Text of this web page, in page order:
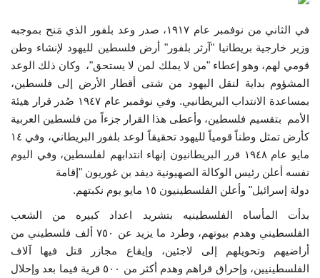
مصر
فريق العمل
إرث جمال عبدالناصر
أخبار
شروط وأحكام منحة ناصر للقيادة الدولية
منحة ناصر للقيادة الدولية
مرجعياتنا
في الثاني من نوفمبر عام ١٩١٧، صدر وعد بلفور الذي مَنح بموجبه
وزير خارجية بريطانيا "آرثر بلفور" أرض فلسطين لليهود لإنشاء وطن
قومي لهم، وهو إعطاء "من لا يملك لمن لا يستحق"، وكان ذلك الوعد
المشؤوم بداية لنقل اليهود من شتى أقطار الأرض إلى فلسطين،
بمساعدة الانتداب البريطانيي. وفي نوفمبر عام ١٩٤٧ صُدر قرار هيئة
الأمم بتقسيم فلسطين، وأعطى هذا القرار جزءاً من فلسطين العربية
كأرض تمثل وطناً قومياً لليهود تحقيقاً لوعد بلفور البريطاني، وفي ١٤
مايو عام ١٩٤٨ قرر البريطانيون إنهاء انتدابهم لفلسطين، وفي اليوم
نفسه أعلن رئيس الوكالة الصهيونية ديفد بن غوريون "إقامة
دولة إسرائيل" وأعلن الفلسطينيون ١٥ مايو يوم نكبتهم.
بدأت المأساه الفلسطينيه بتشريد اعداد كبيره من الشعب
الفلسطيني وهدم بيوتهم، وطرد ما يزيد عن ٧٥٠ ألف فلسطيني من
أراضيهم وتحويلهم إلى لاجئين، وإيقاع مجازر قتل فيها آلاف
الفلسطينيين، وإحراق قراهم وهدم أكثر من ٥٠٠ قرية فيما بعد وإحلال